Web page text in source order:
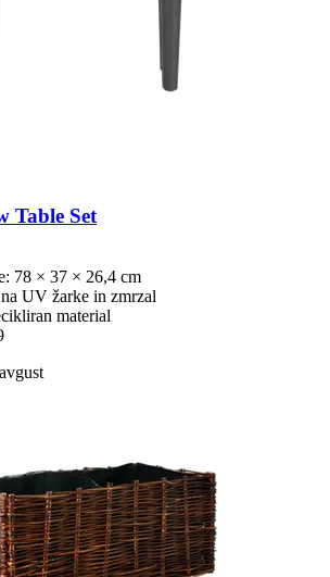
Table Set
78 × 37 × 26,4 cm
UV žarke in zmrzal
material